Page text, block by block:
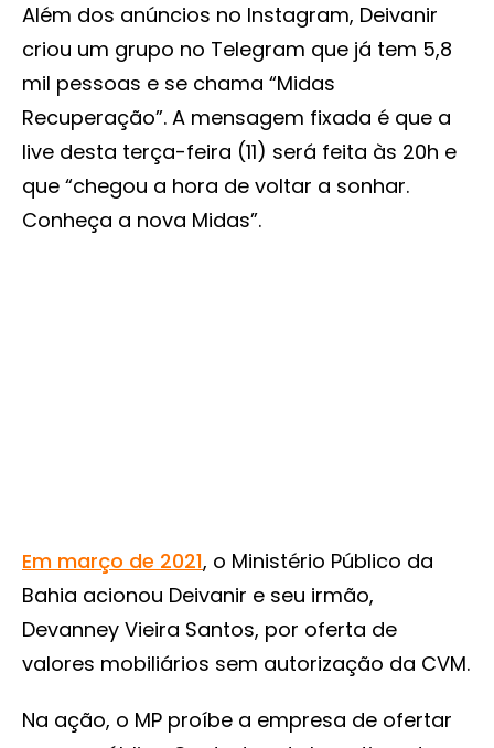
Além dos anúncios no Instagram, Deivanir
criou um grupo no Telegram que já tem 5,8
mil pessoas e se chama “Midas
Recuperação”. A mensagem fixada é que a
live desta terça-feira (11) será feita às 20h e
que “chegou a hora de voltar a sonhar.
Conheça a nova Midas”.
Em março de 2021, o Ministério Público da
Bahia acionou Deivanir e seu irmão,
Devanney Vieira Santos, por oferta de
valores mobiliários sem autorização da CVM.
Na ação, o MP proíbe a empresa de ofertar